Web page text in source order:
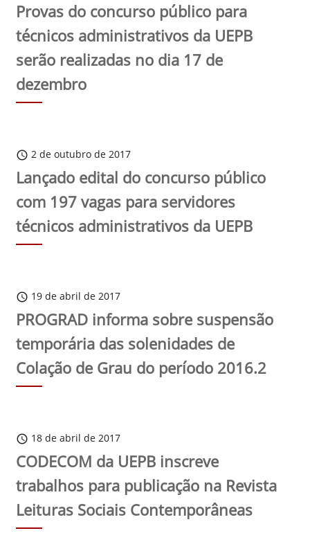
Provas do concurso público para
técnicos administrativos da UEPB
serão realizadas no dia 17 de
dezembro
schedule 2 de outubro de 2017
Lançado edital do concurso público
com 197 vagas para servidores
técnicos administrativos da UEPB
schedule 19 de abril de 2017
PROGRAD informa sobre suspensão
temporária das solenidades de
Colação de Grau do período 2016.2
schedule 18 de abril de 2017
CODECOM da UEPB inscreve
trabalhos para publicação na Revista
Leituras Sociais Contemporâneas